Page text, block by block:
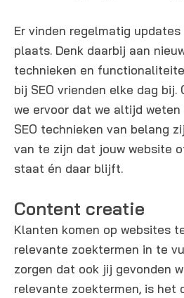
Er vinden regelmatig
plaats. Denk daarbij aan
technieken en
bij SEO vrienden elke dag bij.
we ervoor dat we altijd weten
SEO technieken van belang
van te zijn dat jouw website
staat én daar blijft.
Content creatie
Klanten komen op websites
relevante zoektermen in te
zorgen dat ook jij gevonden
relevante zoektermen, is het